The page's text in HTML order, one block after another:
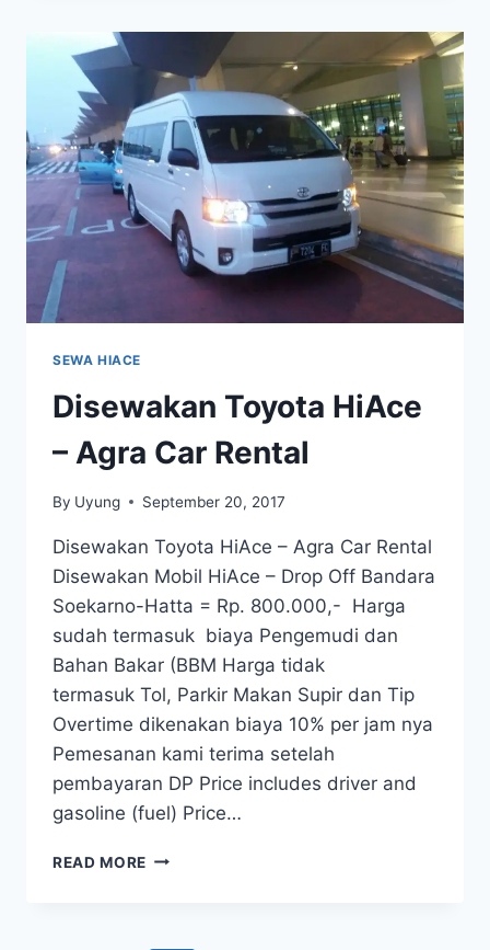
SEWA HIACE
Disewakan Toyota HiAce
– Agra Car Rental
By Uyung September 20, 2017
Disewakan Toyota HiAce – Agra Car Rental
Disewakan Mobil HiAce – Drop Off Bandara
Soekarno-Hatta = Rp. 800.000,- Harga
sudah termasuk biaya Pengemudi dan
Bahan Bakar (BBM Harga tidak
termasuk Tol, Parkir Makan Supir dan Tip
Overtime dikenakan biaya 10% per jam nya
Pemesanan kami terima setelah
pembayaran DP Price includes driver and
gasoline (fuel) Price…
READ MORE DISEWAKAN